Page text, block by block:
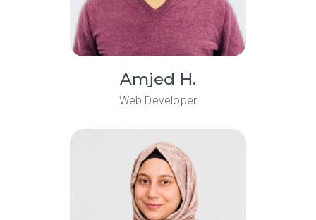
Amjed H.
Web Developer